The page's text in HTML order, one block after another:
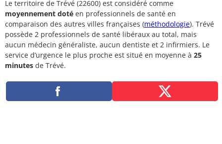
Le territoire de Trévé (22600) est considéré comme
moyennement doté en professionnels de santé en
comparaison des autres villes françaises (méthodologie). Trévé
possède 2 professionnels de santé libéraux au total, mais
aucun médecin généraliste, aucun dentiste et 2 infirmiers. Le
service d’urgence le plus proche est situé en moyenne à 25
minutes de Trévé.